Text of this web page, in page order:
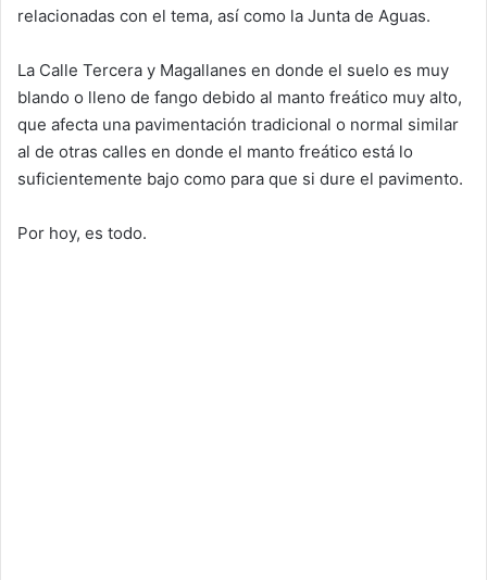
relacionadas con el tema, así como la Junta de Aguas.
La Calle Tercera y Magallanes en donde el suelo es muy
blando o lleno de fango debido al manto freático muy alto,
que afecta una pavimentación tradicional o normal similar
al de otras calles en donde el manto freático está lo
suficientemente bajo como para que si dure el pavimento.
Por hoy, es todo.